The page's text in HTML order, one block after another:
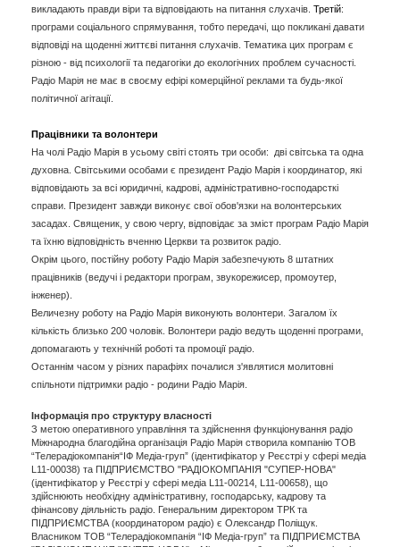
викладають правди віри та відповідають на питання слухачів. Третій:
програми соціального спрямування, тобто передачі, що покликані давати
відповіді на щоденні життєві питання слухачів. Тематика цих програм є
різною - від психології та педагогіки до екологічних проблем сучасності.
Радіо Марія не має в своєму ефірі комерційної реклами та будь-якої
політичної агітації.
Працівники та волонтери
На чолі Радіо Марія в усьому світі стоять три особи: дві світська та одна
духовна. Світськими особами є президент Радіо Марія і координатор, які
відповідають за всі юридичні, кадрові, адміністративно-господарсткі
справи. Президент завжди виконує свої обов'язки на волонтерських
засадах. Священик, у свою чергу, відповідає за зміст програм Радіо Марія
та їхню відповідність вченню Церкви та розвиток радіо.
Окрім цього, постійну роботу Радіо Марія забезпечують 8 штатних
працівників (ведучі і редактори програм, звукорежисер, промоутер,
інженер).
Величезну роботу на Радіо Марія виконують волонтери. Загалом їх
кількість близько 200 чоловік. Волонтери радіо ведуть щоденні програми,
допомагають у технічній роботі та промоції радіо.
Останнім часом у різних парафіях почалися з'являтися молитовні
спільноти підтримки радіо - родини Радіо Марія.
Інформація про структуру власності
З метою оперативного управління та здійснення функціонування радіо
Міжнародна благодійна організація Радіо Марія створила компанію ТОВ
“Телерадіокомпанія“ІФ Медіа-груп” (ідентифікатор у Реєстрі у сфері медіа
L11-00038) та ПІДПРИЄМСТВО "РАДІОКОМПАНІЯ "СУПЕР-НОВА"
(ідентифікатор у Реєстрі у сфері медіа L11-00214, L11-00658), що
здійснюють необхідну адміністративну, господарську, кадрову та
фінансову діяльність радіо. Генеральним директором ТРК та
ПІДПРИЄМСТВА (координатором радіо) є Олександр Поліщук.
Власником ТОВ “Телерадіокомпанія “ІФ Медіа-груп” та ПІДПРИЄМСТВА